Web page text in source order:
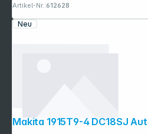
Artikel-Nr.:612628
Neu
Makita